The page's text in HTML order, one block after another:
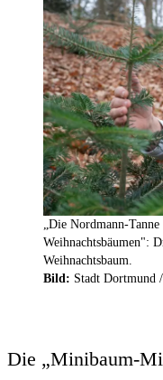
„Die Nordmann-
Weihnachtsbäumen":
Weihnachtsbaum.
Bild: Stadt Dortmund
Die „Minibaum-